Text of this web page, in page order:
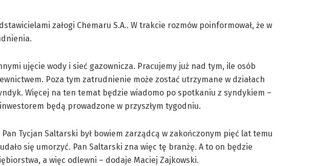
załogi Chemaru S.A.. W trakcie rozmów poinformował, że w
ujęcie wody i sieć gazownicza. Pracujemy już nad tym, ile osób
Poza tym zatrudnienie może zostać utrzymane w działach
Więcej na ten temat będzie wiadomo po spotkaniu z syndykiem –
będą prowadzone w przyszłym tygodniu.
Tycjan Saltarski był bowiem zarządcą w zakończonym pięć lat temu
się umorzyć. Pan Saltarski zna więc tę branżę. A to on będzie
a więc odlewni – dodaje Maciej Zajkowski.